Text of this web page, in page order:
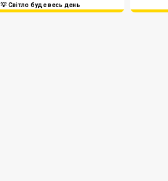
💡 Світло буде весь день